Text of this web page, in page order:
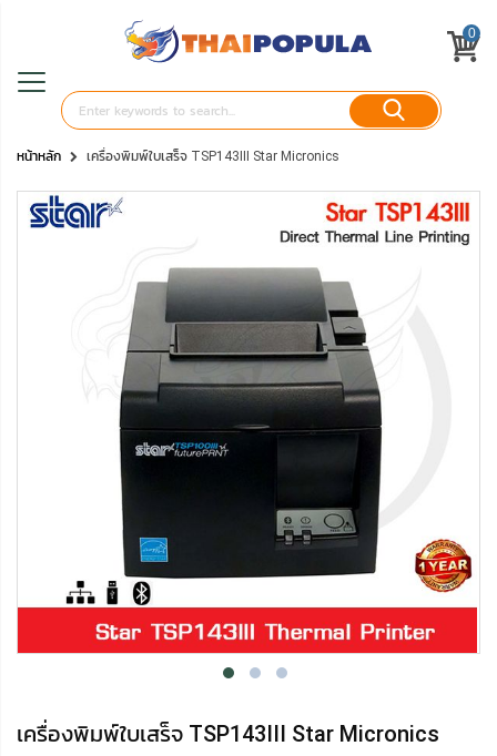
0
หน้าหลัก เครื่องพิมพ์ใบเสร็จ TSP143III Star Micronics
เครื่องพิมพ์ใบเสร็จ TSP143III Star Micronics